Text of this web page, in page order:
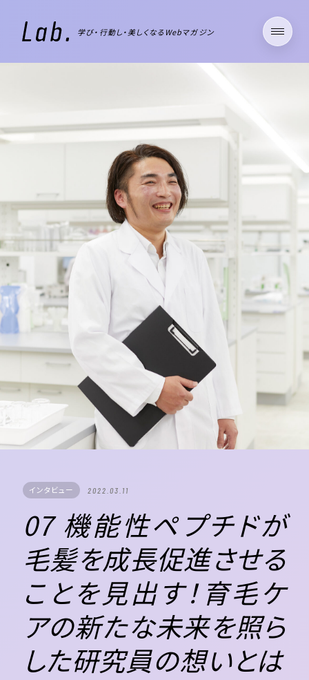
学び・行動し・美しくなるWebマガジン
インタビュー 2022.03.11
07 機能性ペプチドが
毛髪を成長促進させる
ことを見出す！育毛ケ
アの新たな未来を照ら
した研究員の想いとは